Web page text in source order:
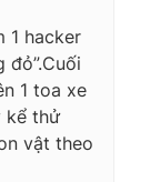
1 hacker
đỏ”.Cuối
1 toa xe
kể thử
vật theo